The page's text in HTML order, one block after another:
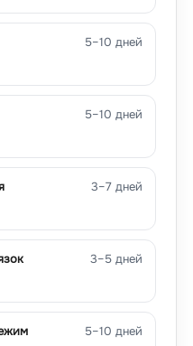
5–10 дней
5–10 дней
3–7 дней
3–5 дней
5–10 дней